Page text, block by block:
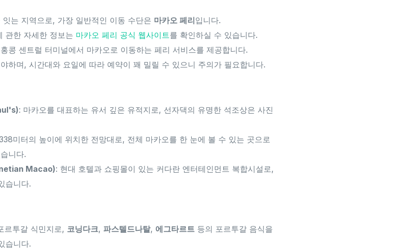
는 지역으로, 가장 일반적인 이동 수단은 마카오 페리입니다.
관한 자세한 정보는 마카오 페리 공식 웹사이트를 확인하실 수 있습니다.
콩 센트럴 터미널에서 마카오로 이동하는 페리 서비스를 제공합니다.
하며, 시간대와 요일에 따라 예약이 꽤 밀릴 수 있으니 주의가 필요합니다.
: 마카오를 대표하는 유서 깊은 유적지로, 선자댁의 유명한 석조상은 사진
미터의 높이에 위치한 전망대로, 전체 마카오를 한 눈에 볼 수 있는 곳으로
니다.
Macao): 현대 호텔과 쇼핑몰이 있는 커다란 엔터테인먼트 복합시설로,
습니다.
르투갈 식민지로, 코닝다크, 파스텔드나탈, 에그타르트 등의 포르투갈 음식을
습니다.